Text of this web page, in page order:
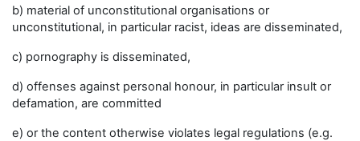
b) material of unconstitutional organisations or
unconstitutional, in particular racist, ideas are disseminated,
c) pornography is disseminated,
d) offenses against personal honour, in particular insult or
defamation, are committed
e) or the content otherwise violates legal regulations (e.g.